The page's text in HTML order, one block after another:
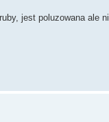
jest poluzowana ale